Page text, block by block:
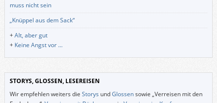
muss nicht sein
„Knüppel aus dem Sack“
+Alt, aber gut
+ Keine Angst vor …
STORYS, GLOSSEN, LESEREISEN
Wir empfehlen weiters die Storys undGlossensowie „Verreisen mit den